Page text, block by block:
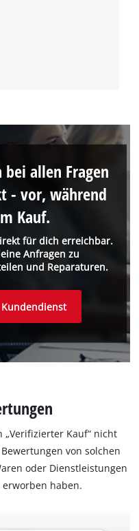
für dich erreichbar.
Anfragen zu
und Reparaturen.
allen Fragen
- vor, während
Kauf.
Kauf“ nicht
von solchen
oder Dienstleistungen
haben.